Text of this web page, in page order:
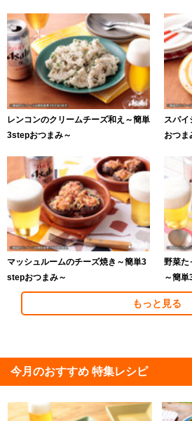
レンコンのクリームチーズ和え～簡単
3stepおつまみ～
スパ
おつま
マッシュルームのチーズ焼き～簡単3
stepおつまみ～
野菜た
～簡
もっと見る
今月のおすすめ 特集レシピ